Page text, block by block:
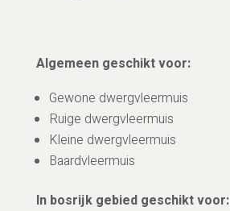
Algemeen geschikt voor:
Gewone dwergvleermuis
Ruige dwergvleermuis
Kleine dwergvleermuis
Baardvleermuis
In bosrijk gebied geschikt voor: